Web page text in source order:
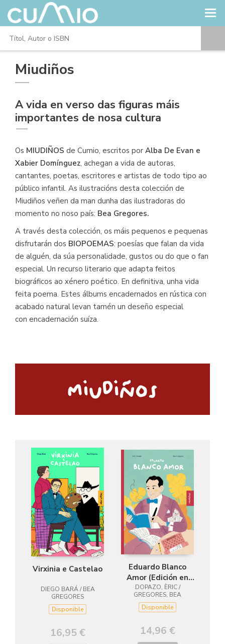
Miudiños
A vida en verso das figuras máis
importantes de nosa cultura
Os MIUDIÑOS de Cumio, escritos por Alba De Evan e
Xabier Domínguez, achegan a vida de autoras,
cantantes, poetas, escritores e artistas de todo tipo ao
público infantil. As ilustracións desta colección de
Miudiños veñen da man dunha das ilustradoras do
momento no noso país: Bea Gregores.
A través desta colección, os máis pequenos e pequenas
disfrutarán dos BIOPOEMAS: poesías que falan da vida
de alguén, da súa personalidade, gustos ou do que o fan
especial. Un recurso literario que adapta feitos
biográficos ao xénero poético. En definitiva, unha vida
feita poema. Estes álbums encadernados en rústica con
acabado natural levan tamén un deseño especial
con encadernación suíza.
Virxinia e Castelao
DIEGO BARÁ / BEA
GREGORES
Disponible
16,95 €
Eduardo Blanco
Amor (Edición en
galego)
DOPAZO, ÈRIC /
GREGORES, BEA
Disponible
14,96 €